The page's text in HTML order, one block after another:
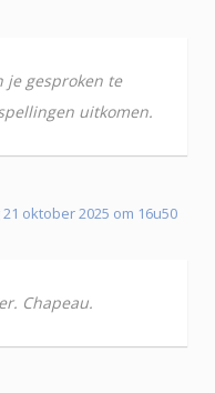
je gesproken te
uitkomen.
oktober 2025 om 16u50
Chapeau.